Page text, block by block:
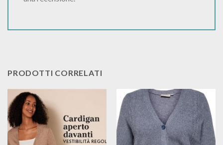
PRODOTTI CORRELATI